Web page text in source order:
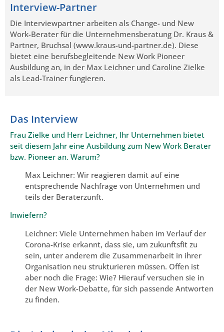
Interview-Partner
Die Interviewpartner arbeiten als Change- und New
Work-Berater für die Unternehmensberatung Dr. Kraus &
Partner, Bruchsal (www.kraus-und-partner.de). Diese
bietet eine berufsbegleitende New Work Pioneer
Ausbildung an, in der Max Leichner und Caroline Zielke
als Lead-Trainer fungieren.
Das Interview
Frau Zielke und Herr Leichner, Ihr Unternehmen bietet
seit diesem Jahr eine Ausbildung zum New Work Berater
bzw. Pioneer an. Warum?
Max Leichner: Wir reagieren damit auf eine
entsprechende Nachfrage von Unternehmen und
teils der Beraterzunft.
Inwiefern?
Leichner: Viele Unternehmen haben im Verlauf der
Corona-Krise erkannt, dass sie, um zukunftsfit zu
sein, unter anderem die Zusammenarbeit in ihrer
Organisation neu strukturieren müssen. Offen ist
aber noch die Frage: Wie? Hierauf versuchen sie in
der New Work-Debatte, für sich passende Antworten
zu finden.